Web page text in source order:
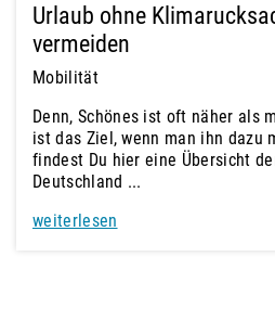
Urlaub ohne
vermeiden
Mobilität
Denn, Schönes ist oft näher als
ist das Ziel, wenn man ihn dazu
findest Du hier eine Übersicht
Deutschland ...
weiterlesen